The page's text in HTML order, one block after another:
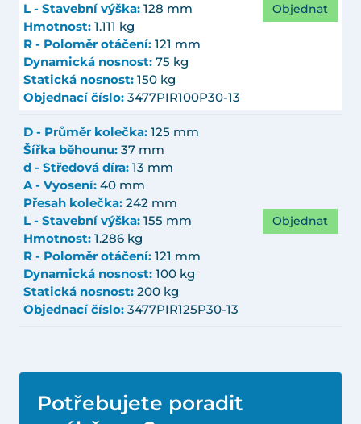
L - Stavební výška: 128 mm
Hmotnost: 1.111 kg
R - Poloměr otáčení: 121 mm
Dynamická nosnost: 75 kg
Statická nosnost: 150 kg
Objednací číslo: 3477PIR100P30-13
Objednat
D - Průměr kolečka: 125 mm
Šířka běhounu: 37 mm
d - Středová díra: 13 mm
A - Vyosení: 40 mm
Přesah kolečka: 242 mm
L - Stavební výška: 155 mm
Hmotnost: 1.286 kg
R - Poloměr otáčení: 121 mm
Dynamická nosnost: 100 kg
Statická nosnost: 200 kg
Objednací číslo: 3477PIR125P30-13
Objednat
Potřebujete poradit